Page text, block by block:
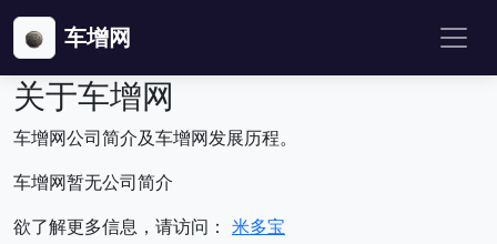
车增网
关于车增网
车增网公司简介及车增网发展历程。
车增网暂无公司简介
欲了解更多信息，请访问： 米多宝